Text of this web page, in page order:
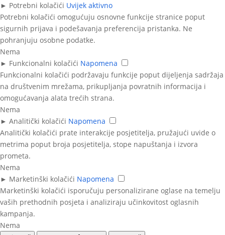
► Potrebni kolačići Uvijek aktivno
Potrebni kolačići omogućuju osnovne funkcije stranice poput
sigurnih prijava i podešavanja preferencija pristanka. Ne
pohranjuju osobne podatke.
Nema
► Funkcionalni kolačići Napomena
Funkcionalni kolačići podržavaju funkcije poput dijeljenja sadržaja
na društvenim mrežama, prikupljanja povratnih informacija i
omogućavanja alata trećih strana.
Nema
► Analitički kolačići Napomena
Analitički kolačići prate interakcije posjetitelja, pružajući uvide o
metrima poput broja posjetitelja, stope napuštanja i izvora
prometa.
Nema
► Marketinški kolačići Napomena
Marketinški kolačići isporučuju personalizirane oglase na temelju
vaših prethodnih posjeta i analiziraju učinkovitost oglasnih
kampanja.
Nema